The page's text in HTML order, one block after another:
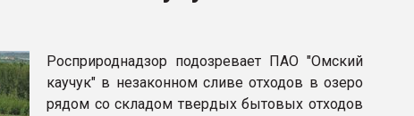
Росприроднадзор подозревает ПАО "Омский
каучук" в незаконном сливе отходов в озеро
рядом со складом твердых бытовых отходов